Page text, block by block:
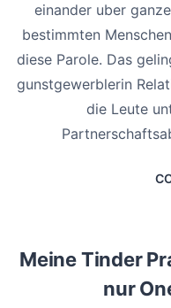
einander uber
bestimmten
diese Parole. Das
gunstgewerblerin
die Leute
Meine Tinder
nur